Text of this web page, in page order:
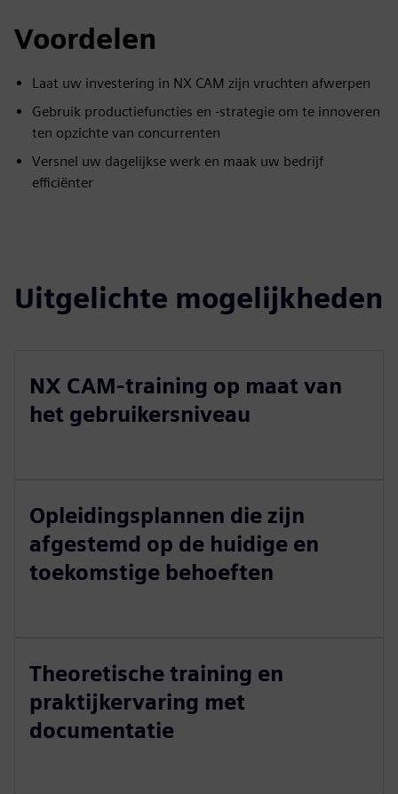
Voordelen
Laat uw investering in NX CAM zijn vruchten afwerpen
Gebruik productiefuncties en -strategie om te innoveren
ten opzichte van concurrenten
Versnel uw dagelijkse werk en maak uw bedrijf
efficiënter
Uitgelichte mogelijkheden
NX CAM-training op maat van
het gebruikersniveau
Opleidingsplannen die zijn
afgestemd op de huidige en
toekomstige behoeften
Theoretische training en
praktijkervaring met
documentatie